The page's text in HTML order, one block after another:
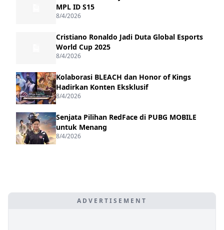
MPL ID S15
8/4/2026
Cristiano Ronaldo Jadi Duta Global Esports
World Cup 2025
8/4/2026
Kolaborasi BLEACH dan Honor of Kings
Hadirkan Konten Eksklusif
8/4/2026
Senjata Pilihan RedFace di PUBG MOBILE
untuk Menang
8/4/2026
ADVERTISEMENT